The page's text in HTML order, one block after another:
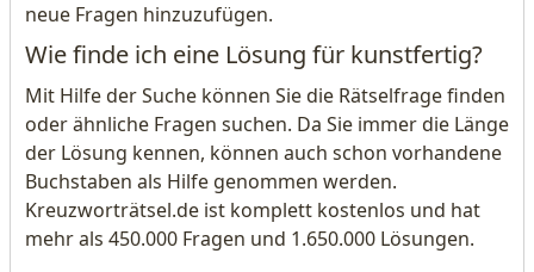
neue Fragen hinzuzufügen.
Wie finde ich eine Lösung für kunstfertig?
Mit Hilfe der Suche können Sie die Rätselfrage finden
oder ähnliche Fragen suchen. Da Sie immer die Länge
der Lösung kennen, können auch schon vorhandene
Buchstaben als Hilfe genommen werden.
Kreuzworträtsel.de ist komplett kostenlos und hat
mehr als 450.000 Fragen und 1.650.000 Lösungen.